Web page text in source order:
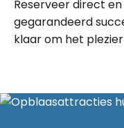
Reserveer direct
gegarandeerd
klaar om het